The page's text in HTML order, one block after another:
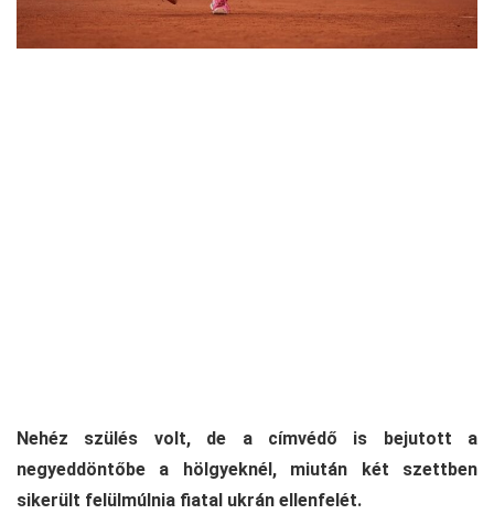
Nehéz szülés volt, de a címvédő is bejutott a
negyeddöntőbe a hölgyeknél, miután két szettben
sikerült felülmúlnia fiatal ukrán ellenfelét.